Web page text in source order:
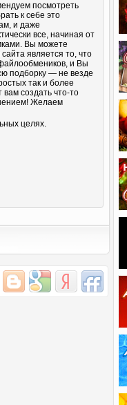
посмотреть
к себе это
и даже
все, начиная от
Вы можете
является то, что
и Вы
подборку — не везде
так и более
вам создать что-то
Желаем
целях.